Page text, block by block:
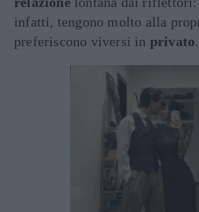
infatti, tengono molto alla
preferiscono viversi in privato.